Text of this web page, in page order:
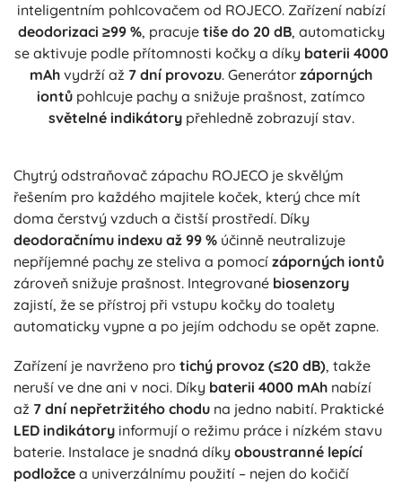
inteligentním pohlcovačem od ROJECO. Zařízení nabízí
deodorizaci ≥99 %, pracuje tiše do 20 dB, automaticky
se aktivuje podle přítomnosti kočky a díky baterii 4000
mAh vydrží až 7 dní provozu. Generátor záporných
iontů pohlcuje pachy a snižuje prašnost, zatímco
světelné indikátorypřehledně zobrazují stav.
Chytrý odstraňovač zápachu ROJECO je skvělým
řešením pro každého majitele koček, který chce mít
doma čerstvý vzduch a čistší prostředí. Díky
deodoračnímu indexu až 99 % účinně neutralizuje
nepříjemné pachy ze steliva a pomocí záporných iontů
zároveň snižuje prašnost. Integrované biosenzory
zajistí, že se přístroj při vstupu kočky do toalety
automaticky vypne a po jejím odchodu se opět zapne.
Zařízení je navrženo pro tichý provoz (≤20 dB), takže
neruší ve dne ani v noci. Díky baterii 4000 mAh nabízí
až 7 dní nepřetržitého chodu na jedno nabití. Praktické
LED indikátory informují o režimu práce i nízkém stavu
baterie. Instalace je snadná díky oboustranné lepící
podložce a univerzálnímu použití – nejen do kočičí